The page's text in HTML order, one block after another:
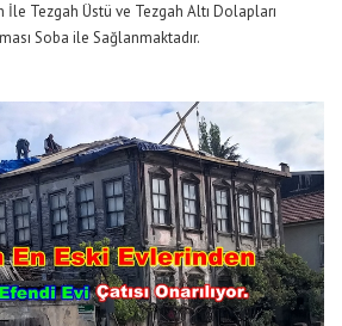
İle Tezgah Üstü ve Tezgah Altı Dolapları
Soba ile Sağlanmaktadır.